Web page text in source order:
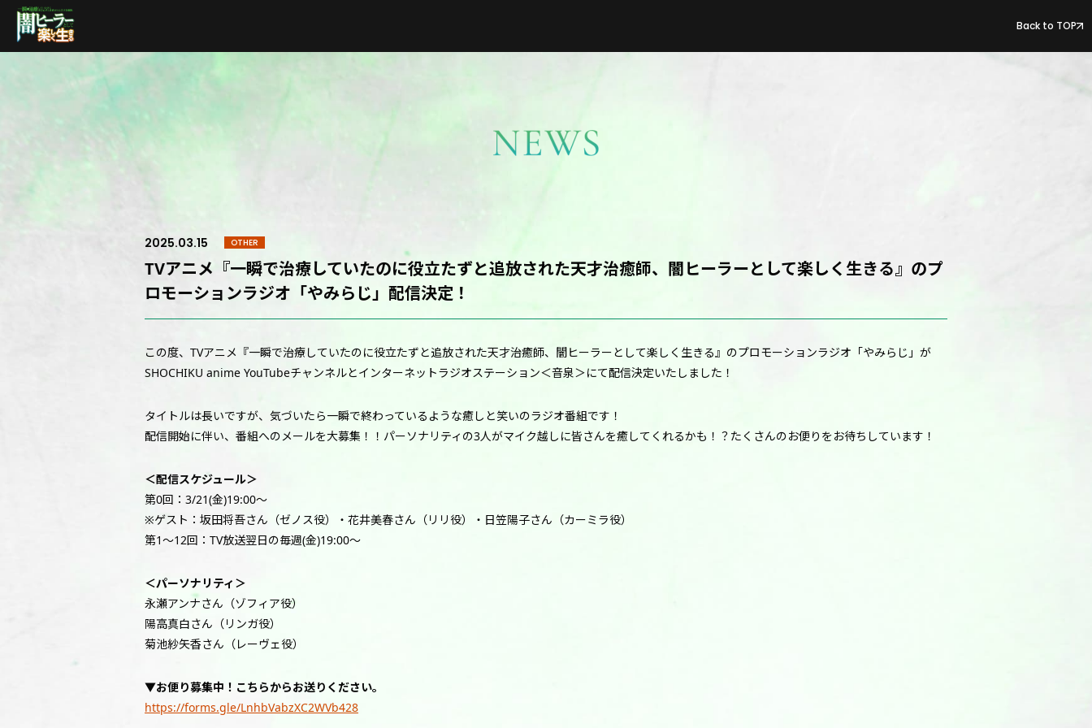
Back to TOP
2025.03.15 OTHER
TVアニメ『一瞬で治療していたのに役立たずと追放された天才治癒師、闇ヒーラーとして楽しく生きる』のプ
ロモーションラジオ「やみらじ」配信決定！
この度、TVアニメ『一瞬で治療していたのに役立たずと追放された天才治癒師、闇ヒーラーとして楽しく生きる』のプロモーションラジオ「やみらじ」が
SHOCHIKU anime YouTubeチャンネルとインターネットラジオステーション＜音泉＞にて配信決定いたしました！
タイトルは長いですが、気づいたら一瞬で終わっているような癒しと笑いのラジオ番組です！
配信開始に伴い、番組へのメールを大募集！！パーソナリティの3人がマイク越しに皆さんを癒してくれるかも！？たくさんのお便りをお待ちしています！
＜配信スケジュール＞
第0回：3/21(金)19:00～
※ゲスト：坂田将吾さん（ゼノス役）・花井美春さん（リリ役）・日笠陽子さん（カーミラ役）
第1～12回：TV放送翌日の毎週(金)19:00～
＜パーソナリティ＞
永瀬アンナさん（ゾフィア役）
陽高真白さん（リンガ役）
菊池紗矢香さん（レーヴェ役）
▼お便り募集中！こちらからお送りください。
https://forms.gle/LnhbVabzXC2WVb428